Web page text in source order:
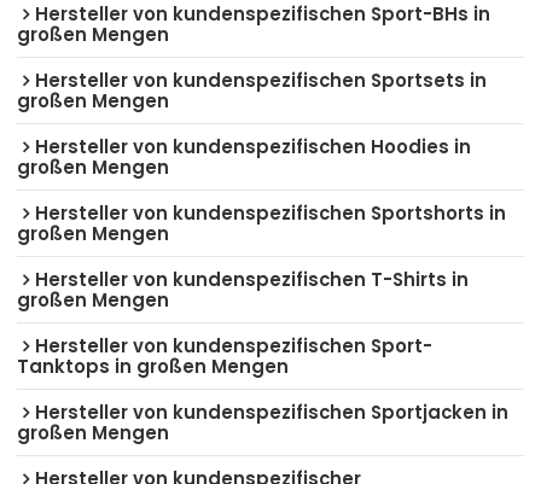
Hersteller von kundenspezifischen Sport-BHs in
großen Mengen
Hersteller von kundenspezifischen Sportsets in
großen Mengen
Hersteller von kundenspezifischen Hoodies in
großen Mengen
Hersteller von kundenspezifischen Sportshorts in
großen Mengen
Hersteller von kundenspezifischen T-Shirts in
großen Mengen
Hersteller von kundenspezifischen Sport-
Tanktops in großen Mengen
Hersteller von kundenspezifischen Sportjacken in
großen Mengen
Hersteller von kundenspezifischer